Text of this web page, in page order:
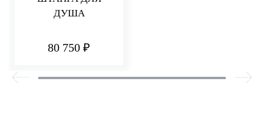
ДУША
80 750 ₽